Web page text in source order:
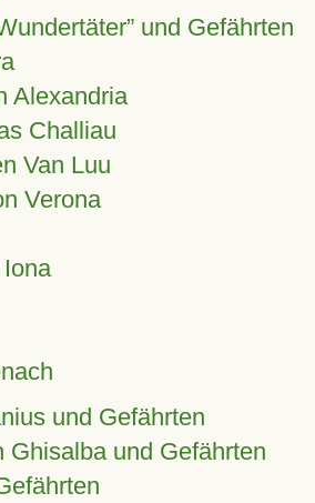
und Gefährten
Alexandria
Challiau
Van Luu
Verona
und Gefährten
Ghisalba und Gefährten